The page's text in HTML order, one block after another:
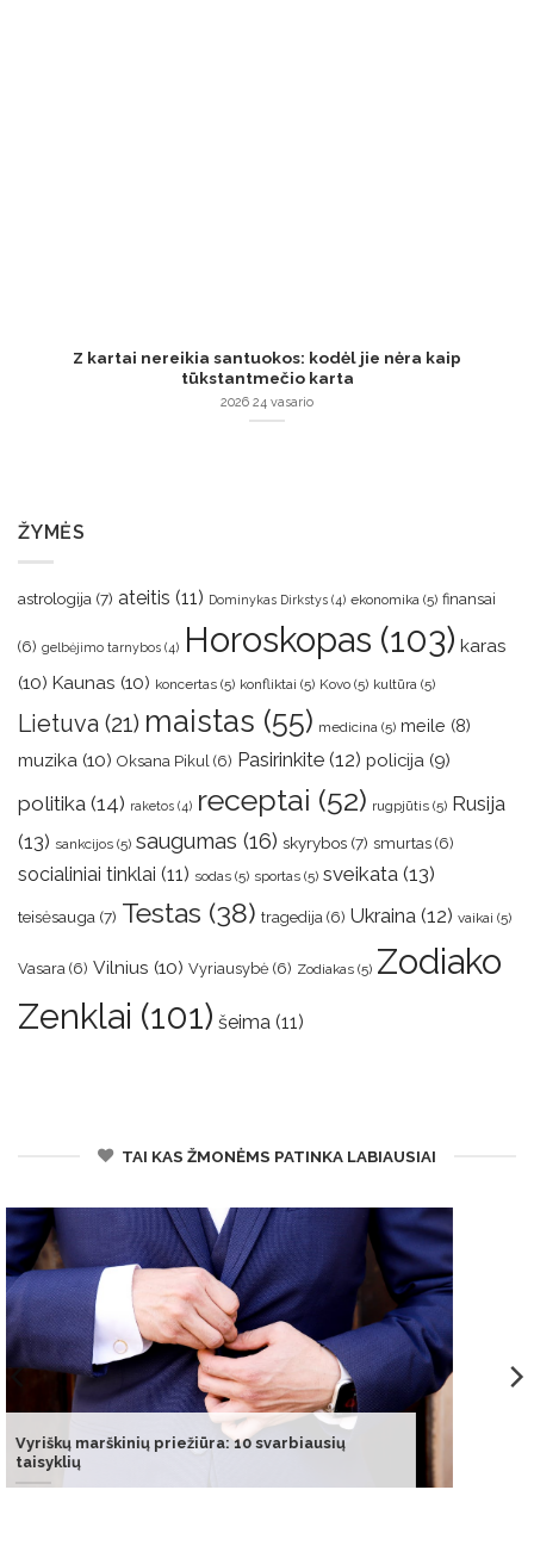
Z kartai nereikia santuokos: kodėl jie nėra kaip
tūkstantmečio karta
2026 24 vasario
ŽYMĖS
astrologija (7) ateitis (11) Dominykas Dirkstys (4) ekonomika (5) finansai
(6) gelbėjimo tarnybos (4) Horoskopas (103) karas
(10) Kaunas (10) koncertas (5) konfliktai (5) Kovo (5) kultūra (5)
Lietuva (21) maistas (55) medicina (5) meile (8)
muzika (10) Oksana Pikul (6) Pasirinkite (12) policija (9)
politika (14) raketos (4) receptai (52) rugpjūtis (5) Rusija
(13) sankcijos (5) saugumas (16) skyrybos (7) smurtas (6)
socialiniai tinklai (11) sodas (5) sportas (5) sveikata (13)
teisėsauga (7) Testas (38) tragedija (6) Ukraina (12) vaikai (5)
Vasara (6) Vilnius (10) Vyriausybė (6) Zodiakas (5) Zodiako
Zenklai (101) šeima (11)
TAI KAS ŽMONĖMS PATINKA LABIAUSIAI
Po taiklaus ukrainiečių smūgio Rusijoje užvirė
aistros